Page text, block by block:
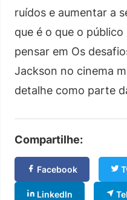
ruídos e aumentar a
que é o que o
pensar em Os
Jackson no cinema
detalhe como parte
Compartilhe:
Facebook
LinkedIn